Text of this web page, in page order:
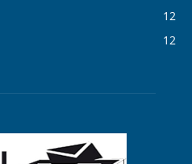
12
12